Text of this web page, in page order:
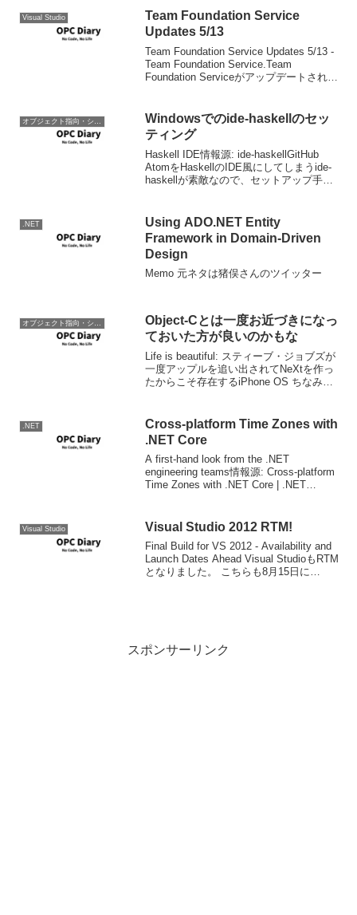
Visual Studio
Team Foundation Service
Updates 5/13
Team Foundation Service Updates 5/13 -
Team Foundation Service.Team
Foundation Serviceがアップデートされ、
Windowsでのide-haskellのセッ
ティング
Haskell IDE情報源: ide-haskellGitHub
AtomをHaskellのIDE風にしてしまうide-
haskellが素敵なので、セットアップ手順
.NET
Using ADO.NET Entity
Framework in Domain-Driven
Design
Memo 元ネタは猪俣さんのツイッター
Object-Cとは一度お近づきになっ
ておいた方が良いのかもな
Life is beautiful: スティーブ・ジョブズが
一度アップルを追い出されてNeXtを作っ
たからこそ存在するiPhone OS ちなみ
である。スク...
.NET
Cross-platform Time Zones with
.NET Core
A first-hand look from the .NET
engineering teams情報源: Cross-platform
Time Zones with .NET Core | .NET
Visual Studio Visual Studio 2012 RTM!
Final Build for VS 2012 - Availability and
Launch Dates Ahead Visual StudioもRTM
となりました。 こちらも8月15日に
スポンサーリンク